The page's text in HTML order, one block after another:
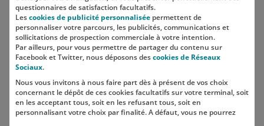
SUIVEZ-NOUS SUR LES RÉSEAUX
SOCIAUX
questionnaires de satisfaction facultatifs.
Lescookies de publicité personnalisée permettent de
personnaliser votre parcours, les publicités, communications et
sollicitations de prospection commerciale à votre intention.
Par ailleurs, pour vous permettre de partager du contenu sur
Facebook et Twitter, nous déposons descookies de Réseaux
Sociaux.
Nous vous invitons à nous faire part dès à présent de vos choix
concernant le dépôt de ces cookies facultatifs sur votre terminal, soit
en les acceptant tous, soit en les refusant tous, soit en
personnalisant votre choix par finalité. A défaut, vous ne pourrez